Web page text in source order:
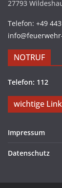
27793
Telefon: +49
NOTRUF
Telefon: 112
wichtige
Impressum
Datenschutz